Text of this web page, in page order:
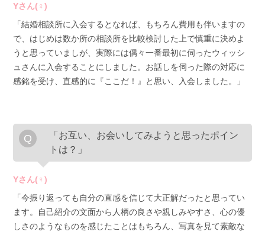
Yさん(♀)
「結婚相談所に入会するとなれば、もちろん費用も伴いますの
で、はじめは数か所の相談所を比較検討した上で慎重に決めよ
うと思っていましが、実際には偶々一番最初に伺ったウィッシ
ュさんに入会することにしました。お話しを伺った際の対応に
感銘を受け、直感的に『ここだ！』と思い、入会しました。」
「お互い、お会いしてみようと思ったポイン
トは？」
Yさん(♀)
「今振り返っても自分の直感を信じて大正解だったと思ってい
ます。自己紹介の文面から人柄の良さや親しみやすさ、心の優
しさのようなものを感じたことはもちろん、写真を見て素敵な